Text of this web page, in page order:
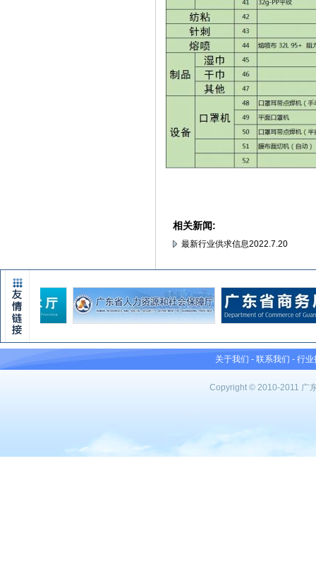
相关新闻:
最新行业供求信息2022.7.20
关于我们 - 联系我们 - 行业
Copyright © 2010-2011 广